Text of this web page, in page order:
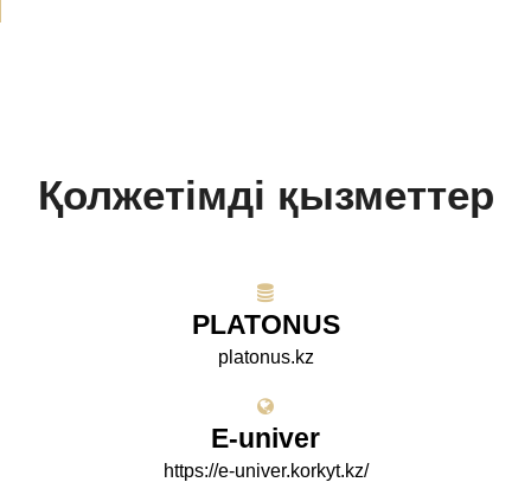
Қолжетімді қызметтер
PLATONUS
platonus.kz
E-univer
https://e-univer.korkyt.kz/